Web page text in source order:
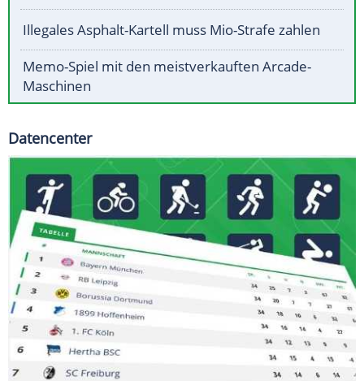
Illegales Asphalt-Kartell muss Mio-Strafe zahlen
Memo-Spiel mit den meistverkauften Arcade-
Maschinen
Datencenter